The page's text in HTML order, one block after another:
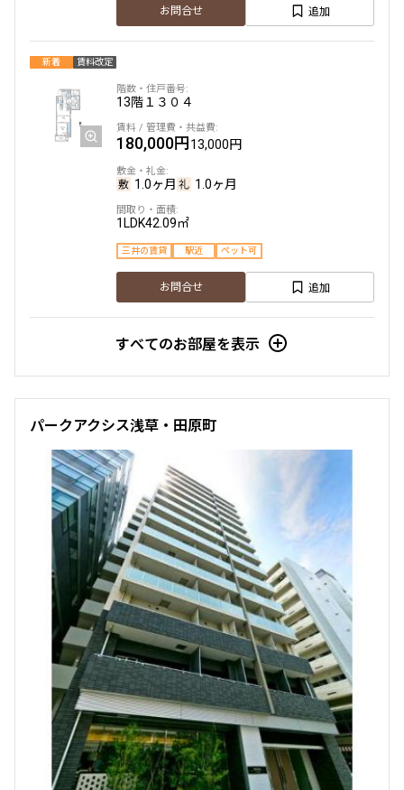
お問合せ 追加
新着 賃料改定
13階１３０４
180,000円13,000円
1.0ヶ月 1.0ヶ月
1LDK42.09㎡
三井の賃貸 駅近 ペット可
お問合せ 追加
すべてのお部屋を表示
パークアクシス浅草・田原町